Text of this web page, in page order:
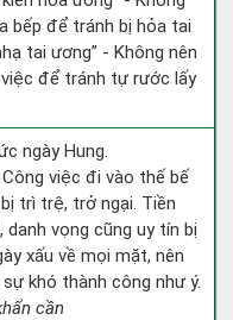
bếp để tránh bị hỏa tai
tai ương” - Không nên
để tránh tự rước lấy
ngày Hung.
việc đi vào thế bế
trì trệ, trở ngại. Tiền
vọng cũng uy tín bị
xấu về mọi mặt, nên
khó thành công như ý.
cần